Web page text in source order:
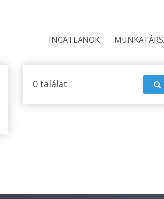
INGATLANOK
0 találat